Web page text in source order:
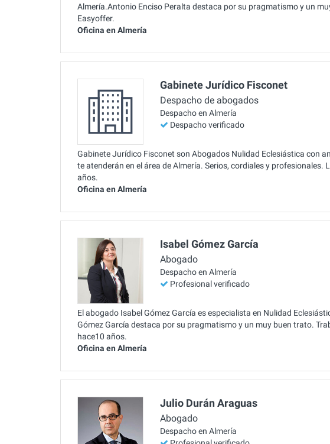
Almería.Antonio Enciso Peralta destaca por su pragmatismo y un
Easyoffer.
Oficina en Almería
Gabinete Jurídico Fisconet
Despacho de abogados
Despacho en Almería
Despacho verificado
Gabinete Jurídico Fisconet son Abogados Nulidad Eclesiástica con
te atenderán en el área de Almería. Serios, cordiales y
años.
Oficina en Almería
Isabel Gómez García
Abogado
Despacho en Almería
Profesional verificado
El abogado Isabel Gómez García es especialista en Nulidad
Gómez García destaca por su pragmatismo y un muy buen trato.
hace10 años.
Oficina en Almería
Julio Durán Araguas
Abogado
Despacho en Almería